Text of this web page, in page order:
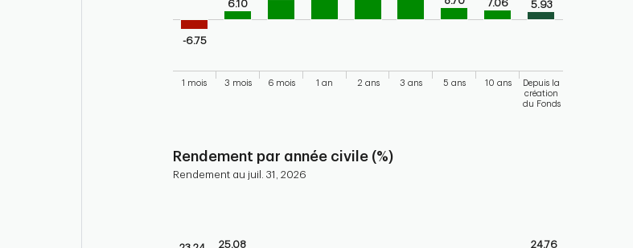
The chart has 1 X axis displaying categories.
The chart has 1 Y axis displaying values. Range: -25 to 50.
-6.75
6.10 7.06 5.93
1 mois 3 mois 6 mois 1 an 2 ans 3 ans 5 ans 10 ans
Depuis la
création
du Fonds
Rendement par année civile (%)
Rendement au juil. 31, 2026
Bar chart for calendar performance of the fund
25.08
24.76